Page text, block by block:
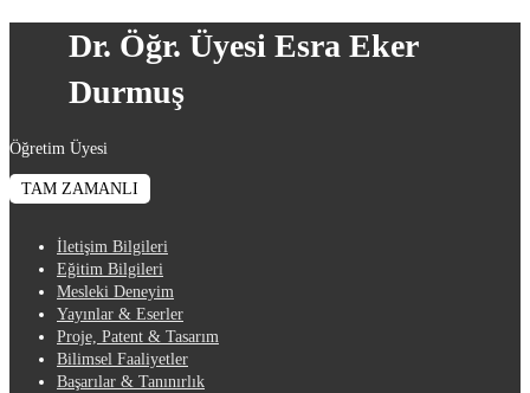
Dr. Öğr. Üyesi Esra Eker
Durmuş
Öğretim Üyesi
TAM ZAMANLI
İletişim Bilgileri
Eğitim Bilgileri
Mesleki Deneyim
Yayınlar & Eserler
Proje, Patent & Tasarım
Bilimsel Faaliyetler
Başarılar & Tanınırlık